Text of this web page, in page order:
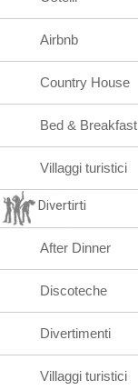
Airbnb
Country House
Bed & Breakfast
Villaggi turistici
Divertirti
After Dinner
Discoteche
Divertimenti
Villaggi turistici